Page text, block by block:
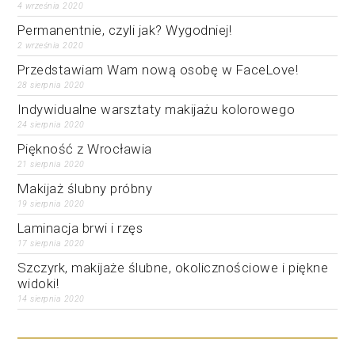
4 września 2020
Permanentnie, czyli jak? Wygodniej!
2 września 2020
Przedstawiam Wam nową osobę w FaceLove!
28 sierpnia 2020
Indywidualne warsztaty makijażu kolorowego
24 sierpnia 2020
Piękność z Wrocławia
21 sierpnia 2020
Makijaż ślubny próbny
19 sierpnia 2020
Laminacja brwi i rzęs
17 sierpnia 2020
Szczyrk, makijaże ślubne, okolicznościowe i piękne
widoki!
14 sierpnia 2020